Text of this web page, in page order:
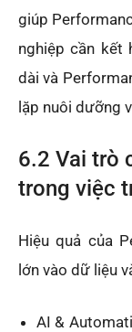
giúp
nghiệp cần kết
dài và
lặp nuôi dưỡng
6.2 Vai trò
trong việc
Hiệu quả của
lớn vào dữ liệu
AI &